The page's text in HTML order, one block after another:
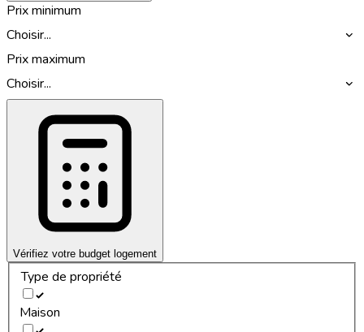
Prix minimum
Choisir...
Prix maximum
Choisir...
Vérifiez votre budget logement
Type de propriété
Maison